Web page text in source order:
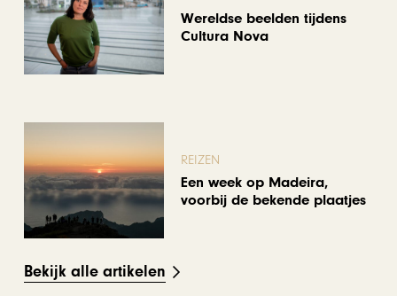
Wereldse beelden tijdens
Cultura Nova
REIZEN
Een week op Madeira,
voorbij de bekende plaatjes
Bekijk alle artikelen